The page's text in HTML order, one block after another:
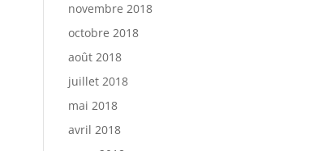
novembre 2018
octobre 2018
août 2018
juillet 2018
mai 2018
avril 2018